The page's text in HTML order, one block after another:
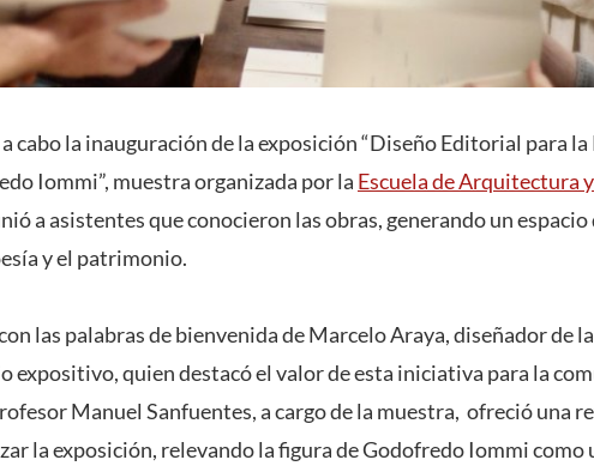
cabo la inauguración de la exposición “Diseño Editorial para la
Iommi”, muestra organizada por la Escuela de Arquitectura
a asistentes que conocieron las obras, generando un espacio
y el patrimonio.
las palabras de bienvenida de Marcelo Araya, diseñador de
expositivo, quien destacó el valor de esta iniciativa para la
Manuel Sanfuentes, a cargo de la muestra, ofreció una
la exposición, relevando la figura de Godofredo Iommi como